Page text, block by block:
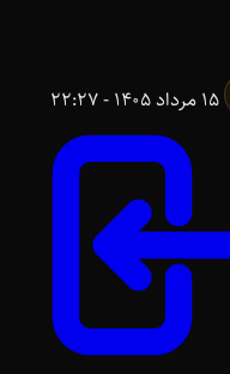
15 مرداد 1405 - 22:27